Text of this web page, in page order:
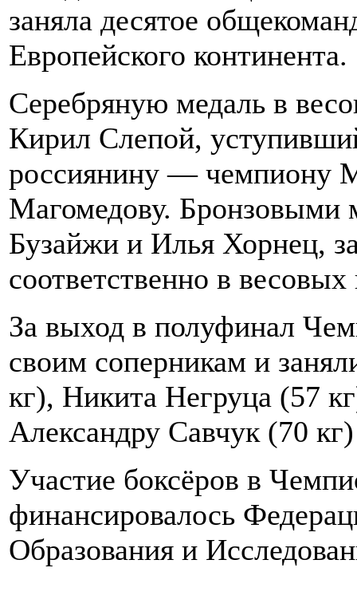
заняла десятое
Европейского континента.
Серебряную медаль в
Кирил Слепой,
россиянину — чемпиону
Магомедову. Бронзовыми
Бузайжи и Илья Хорнец,
соответственно в
За выход в полуфинал
своим соперникам и
кг), Никита Негруца (57
Александру Савчук (70
Участие боксёров в
финансировалось
Образования и